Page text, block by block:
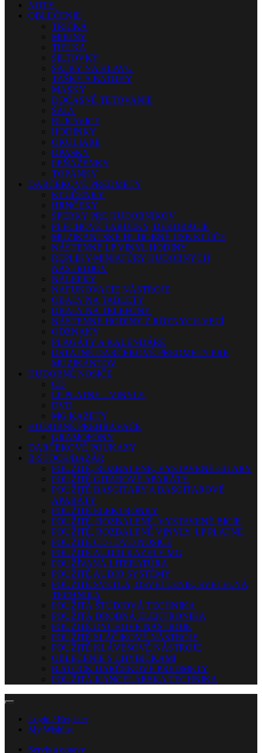
NOTY
OBLEČENIE
TRIČKÁ
MIKINY
TIELKA
ŠILTOVKY
ŠATKY NA HLAVU
TAŠKY A BATOHY
MASKY
DOČASNÉ TETOVANIE
ŠÁLY
RUKAVICE
HODINKY
OKULIARE
OPASKY
PEŇAŽENKY
TOPÁNKY
DARČEKOVÉ PREDMETY
KĽÚČENKY
HRNČEKY
ŠPERKY PRE HUDOBNÍKOV
PLECHOVÉ TABUĽKY, DEKORÁCIE
MUZIKANTSKÉ HUDOBNÉ USB KĽÚČE
NÁSTENNÉ LP VINYL HODINY
REPLIKY-MINIATÚRY HUDOBNÝCH
NÁSTROJOV
NÁLEPKY
NAFUKOVACIE NÁSTROJE
OBALY NA TABLETY
OBALY NA TELEFÓNY
NÁSTENNÉ HODINY Z RÔZNYCH VECÍ
ODZNAKY
PLAGÁTY A KALENDÁRE
OSTATNÉ DARČEKOVÉ PREDMETY PRE
MUZIKANTOV
HUDOBNÉ NOSIČE
CD
LP PLATNE – VINYLY
DVD
MG KAZETY
HUDOBNÉ PREHRÁVAČE
GRAMOFÓNY
DARČEKOVÉ POUKAZY
B-STOCK/BAZÁR
POUŽITÉ, ROZBALENÉ, VYSTAVENÉ GITARY
POUŽITÉ GITAROVÉ APARÁTY
POUŽITÉ BASGITARY A BASGITAROVÉ
APARÁTY
POUŽITÉ ELEKTRÓNKY
POUŽITÉ, ROZBALENÉ, VYSTAVENÉ BICIE
POUŽITÉ, ROZBALENÉ VINYLY, LP PLATNE
POUŽITÉ CD / DVD NOSIČE
POUŽITÉ AUDIO KAZETY MG
POUŽÍVANÁ LITERATÚRA
POUŽITÉ AUDIO SYSTÉMY
POUŽITÉ SVETLÁ, OSVETLENIE, SVETELNÁ
TECHNIKA
POUŽITÁ ŠTÚDIOVÁ TECHNIKA
POUŽITÁ DROBNÁ ELEKTRONIKA
POUŽITÉ DYCHOVÉ NÁSTROJE
POUŽITÉ SLÁČIKOVÉ NÁSTROJE
POUŽITÉ KLÁVESOVÉ NÁSTROJE
OBLEČENIE S CHYBIČKAMI
B-STOCK DARČEKOVÉ PREDMETY
POUŽITÁ KANCELÁRSKA TECHNIKA
Login / Register
My Wishlist
Servis a opravy